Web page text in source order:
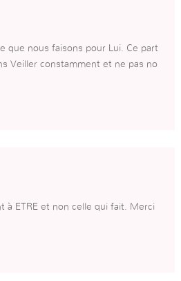
que nous faisons pour Lui. Ce part
Veiller constamment et ne pas no
à ETRE et non celle qui fait. Merci